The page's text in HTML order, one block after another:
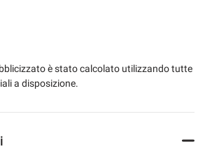
28.400,00+ passaggio di proprietà +
12 Mesi
è stato calcolato utilizzando tutte
a disposizione.